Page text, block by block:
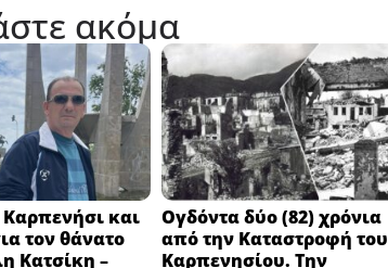
ακόμα
και
τον θάνατο
Κατσίκη –
Ογδόντα δύο (82) χρόνια
από την Καταστροφή του
Καρπενησίου. Την